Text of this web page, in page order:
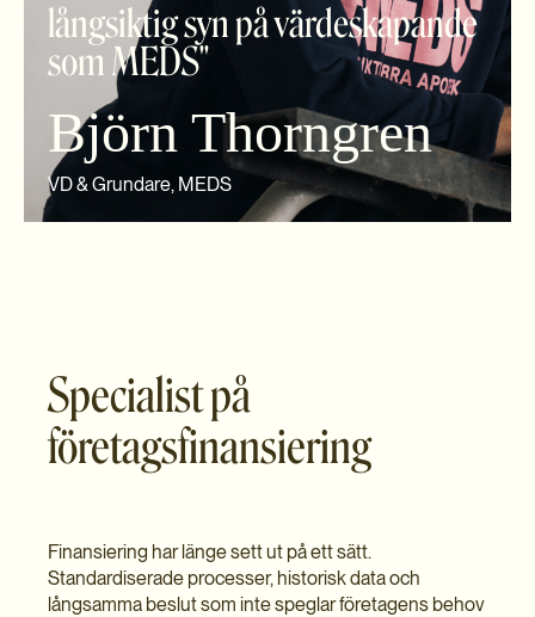
långsiktigsyn på värdeskapande
som MEDS"
Björn Thorngren
VD & Grundare, MEDS
Specialist på
företagsfinansiering
Finansiering har länge sett ut på ett sätt.
Standardiserade processer, historisk data och
långsamma beslut som inte speglar företagens behov